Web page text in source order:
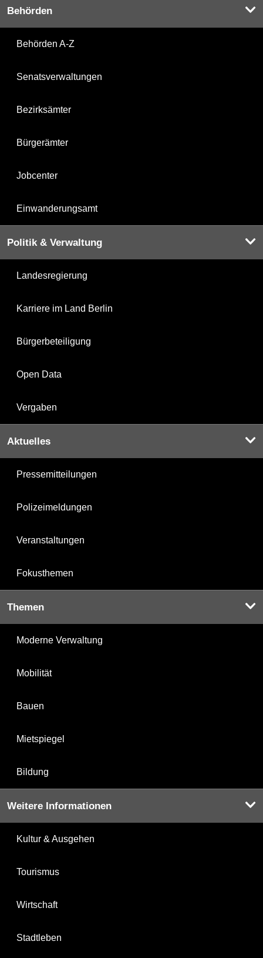
Behörden
Behörden A-Z
Senatsverwaltungen
Bezirksämter
Bürgerämter
Jobcenter
Einwanderungsamt
Politik & Verwaltung
Landesregierung
Karriere im Land Berlin
Bürgerbeteiligung
Open Data
Vergaben
Aktuelles
Pressemitteilungen
Polizeimeldungen
Veranstaltungen
Fokusthemen
Themen
Moderne Verwaltung
Mobilität
Bauen
Mietspiegel
Bildung
Weitere Informationen
Kultur & Ausgehen
Tourismus
Wirtschaft
Stadtleben